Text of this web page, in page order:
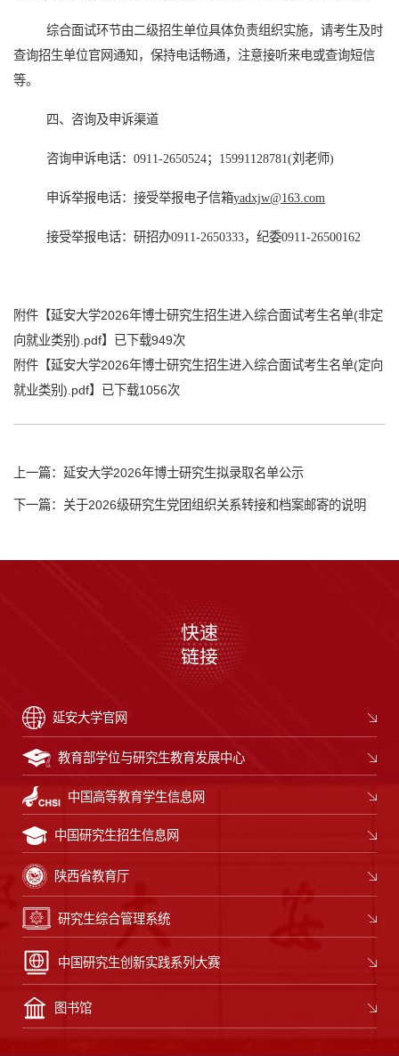
综合面试环节由二级招生单位具体负责组织实施，请考生及时
查询招生单位官网通知，保持电话畅通，注意接听来电或查询短信
等。
四、咨询及申诉渠道
咨询申诉电话： 0911-2650524；15991128781(刘老师)
申诉举报电话：接受举报电子信箱yadxjw@163.com
接受举报电话：研招办0911-2650333，纪委0911-26500162
附件【延安大学2026年博士研究生招生进入综合面试考生名单(非定
向就业类别).pdf】已下载949次
附件【延安大学2026年博士研究生招生进入综合面试考生名单(定向
就业类别).pdf】已下载1056次
上一篇：延安大学2026年博士研究生拟录取名单公示
下一篇：关于2026级研究生党团组织关系转接和档案邮寄的说明
快速
链接
延安大学官网
教育部学位与研究生教育发展中心
中国高等教育学生信息网
中国研究生招生信息网
陕西省教育厅
研究生综合管理系统
中国研究生创新实践系列大赛
图书馆